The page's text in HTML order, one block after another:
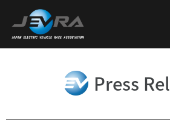
Press